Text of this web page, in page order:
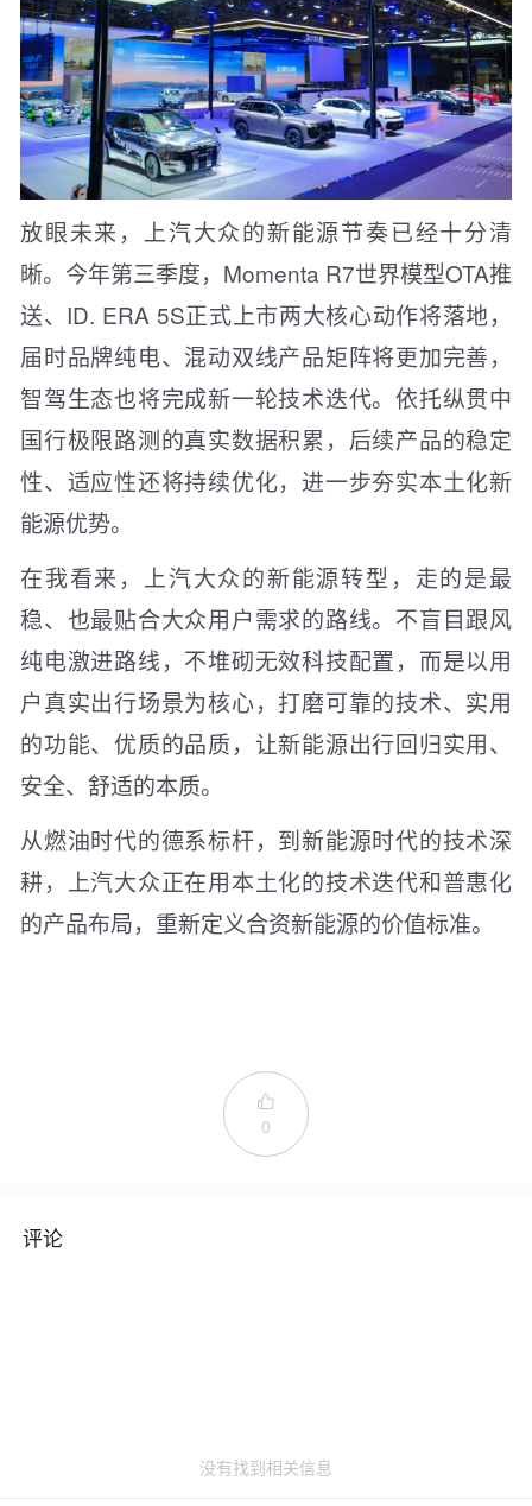
放眼未来，上汽大众的新能源节奏已经十分清
晰。今年第三季度，Momenta R7世界模型OTA推
送、ID. ERA 5S正式上市两大核心动作将落地，
届时品牌纯电、混动双线产品矩阵将更加完善，
智驾生态也将完成新一轮技术迭代。依托纵贯中
国行极限路测的真实数据积累，后续产品的稳定
性、适应性还将持续优化，进一步夯实本土化新
能源优势。
在我看来，上汽大众的新能源转型，走的是最
稳、也最贴合大众用户需求的路线。不盲目跟风
纯电激进路线，不堆砌无效科技配置，而是以用
户真实出行场景为核心，打磨可靠的技术、实用
的功能、优质的品质，让新能源出行回归实用、
安全、舒适的本质。
从燃油时代的德系标杆，到新能源时代的技术深
耕，上汽大众正在用本土化的技术迭代和普惠化
的产品布局，重新定义合资新能源的价值标准。

0
评论
没有找到相关信息